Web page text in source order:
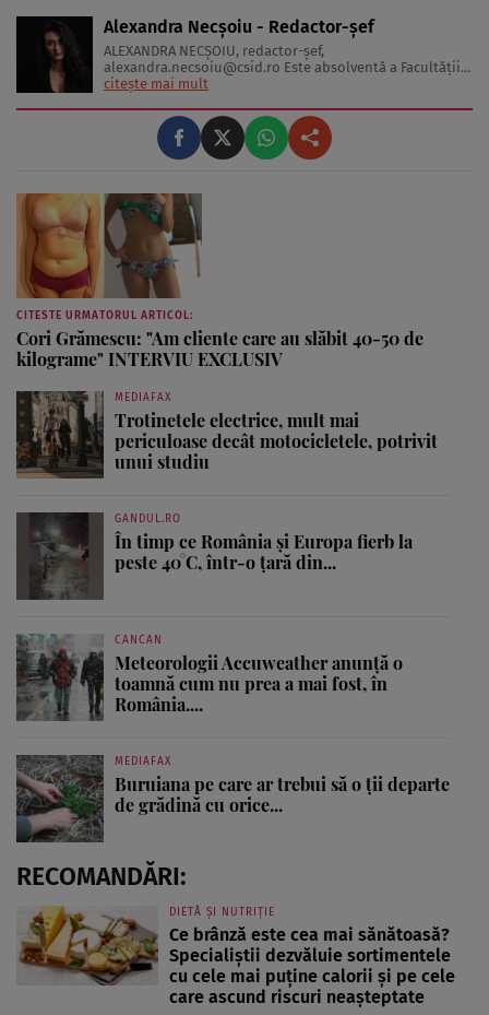
Alexandra Necșoiu - Redactor-șef
ALEXANDRA NECŞOIU, redactor-șef,
alexandra.necsoiu@csid.ro Este absolventă a Facultăţii
de Jurnalism şi Ştiinţele Comunicării şi deţine o diplomă
Iubeşte să scrie şi nu se vede făcând altceva, acesta fiind
visul ei încă de pe ...
citește mai mult
CITESTE URMATORUL ARTICOL:
Cori Grămescu: "Am cliente care au slăbit 40-50 de
kilograme" INTERVIU EXCLUSIV
MEDIAFAX
Trotinetele electrice, mult mai
periculoase decât motocicletele, potrivit
unui studiu
GANDUL.RO
În timp ce România și Europa fierb la
peste 40°C, într-o țară din...
CANCAN
Meteorologii Accuweather anunță o
toamnă cum nu prea a mai fost, în
România....
MEDIAFAX
Buruiana pe care ar trebui să o ții departe
de grădină cu orice...
RECOMANDĂRI:
DIETĂ ȘI NUTRIȚIE
Ce brânză este cea mai sănătoasă?
Specialiștii dezvăluie sortimentele
cu cele mai puține calorii și pe cele
care ascund riscuri neașteptate